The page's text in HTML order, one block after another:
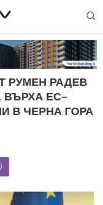
РУМЕН РАДЕВ
ЕС–
В ЧЕРНА ГОРА